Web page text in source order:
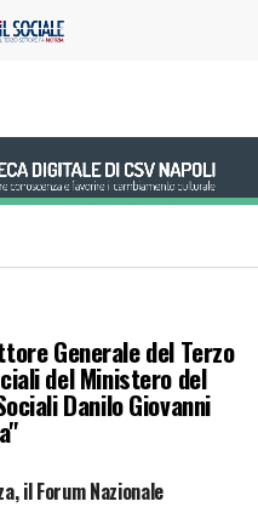
Generale del Terzo
del Ministero del
Danilo Giovanni
il Forum Nazionale